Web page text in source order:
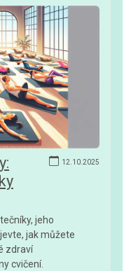
12.10.2025
jeho
jak můžete
zdraví
cvičení.